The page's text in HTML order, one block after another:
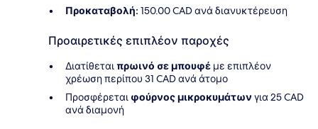
Προκαταβολή: 150.00 CAD ανά διανυκτέρευση
Προαιρετικές επιπλέον παροχές
Διατίθεταιπρωινό σε μπουφέ με επιπλέον
χρέωση περίπου 31 CAD ανά άτομο
Προσφέρεται φούρνος μικροκυμάτων για 25 CAD
ανά διαμονή